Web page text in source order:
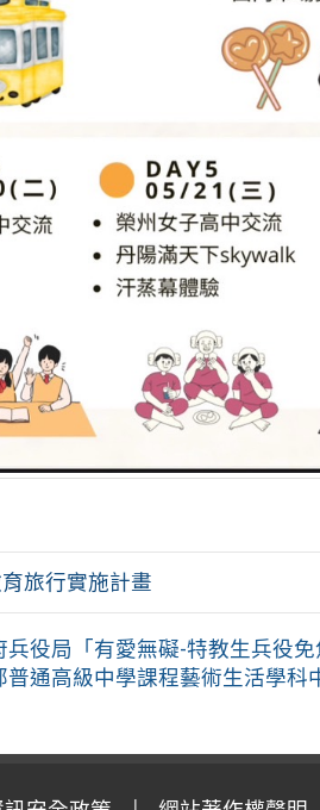
旅行實施計畫
兵役局「有愛無礙-特教生兵役免
普通高級中學課程藝術生活學科